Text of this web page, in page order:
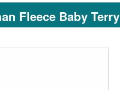
Fleece Baby Terry